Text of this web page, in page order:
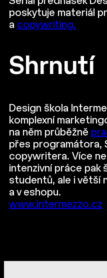
poskytuje materiál
a copywriting.
Shrnutí
Design škola
komplexní
na něm průběžně
přes programátora,
copywritera. Více
intenzivní práce pak
studentů, ale i větší
a v eshopu.
www.intermezzo.cz